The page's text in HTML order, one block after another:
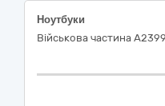
Ноутбуки
Військова частина А2399